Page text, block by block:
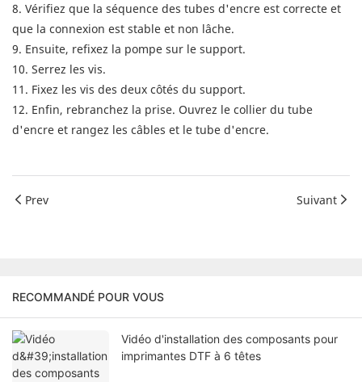
8. Vérifiez que la séquence des tubes d'encre est correcte et
que la connexion est stable et non lâche.
9. Ensuite, refixez la pompe sur le support.
10. Serrez les vis.
11. Fixez les vis des deux côtés du support.
12. Enfin, rebranchez la prise. Ouvrez le collier du tube
d'encre et rangez les câbles et le tube d'encre.
Prev Suivant
RECOMMANDÉ POUR VOUS
Vidéo d'installation des composants pour
imprimantes DTF à 6 têtes